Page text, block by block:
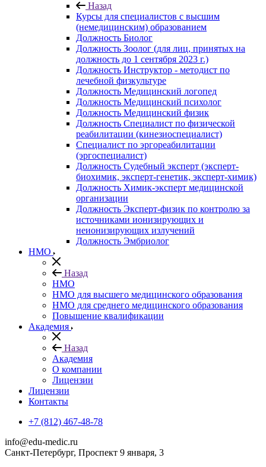
Назад
Курсы для специалистов с высшим
(немедицинским) образованием
Должность Биолог
Должность Зоолог (для лиц, принятых на
должность до 1 сентября 2023 г.)
Должность Инструктор - методист по
лечебной физкультуре
Должность Медицинский логопед
Должность Медицинский психолог
Должность Медицинский физик
Должность Специалист по физической
реабилитации (кинезиоспециалист)
Специалист по эргореабилитации
(эргоспециалист)
Должность Судебный эксперт (эксперт-
биохимик, эксперт-генетик, эксперт-химик)
Должность Химик-эксперт медицинской
организации
Должность Эксперт-физик по контролю за
источниками ионизирующих и
неионизирующих излучений
Должность Эмбриолог
НМО
Назад
НМО
НМО для высшего медицинского образования
НМО для среднего медицинского образования
Повышение квалификации
Академия
Назад
Академия
О компании
Лицензии
Лицензии
Контакты
+7 (812) 467-48-78
info@edu-medic.ru
Санкт-Петербург, Проспект 9 января, 3